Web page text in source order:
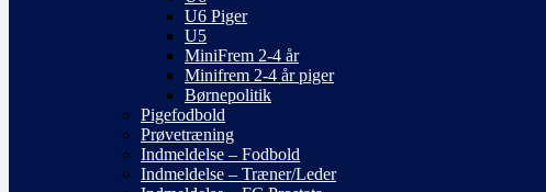
U6 Piger
U5
MiniFrem 2-4 år
Minifrem 2-4 år piger
Børnepolitik
Pigefodbold
Prøvetræning
Indmeldelse – Fodbold
Indmeldelse – Træner/Leder